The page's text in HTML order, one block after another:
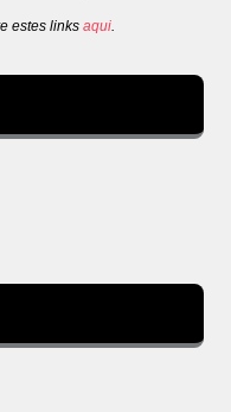
estes links aqui.